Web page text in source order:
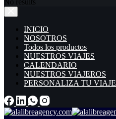
No results
INICIO
NOSOTROS
Todos los productos
NUESTROS VIAJES
CALENDARIO
NUESTROS VIAJEROS
PERSONALIZA TU VIAJE